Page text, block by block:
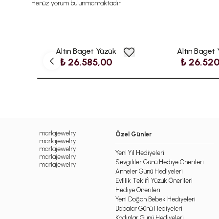
Henüz yorum bulunmamaktadır
Altın Baget Yüzük
₺ 26.585,00
Altın Baget
₺
marlajewelry
marlajewelry
marlajewelry
marlajewelry
marlajewelry
Özel Günler
Yeni Yıl Hediyeleri
Sevgililer Günü Hediye Önerileri
Anneler Günü Hediyeleri
Evlilik Teklifi Yüzük Önerileri
Hediye Önerileri
Yeni Doğan Bebek Hediyeleri
Babalar Günü Hediyeleri